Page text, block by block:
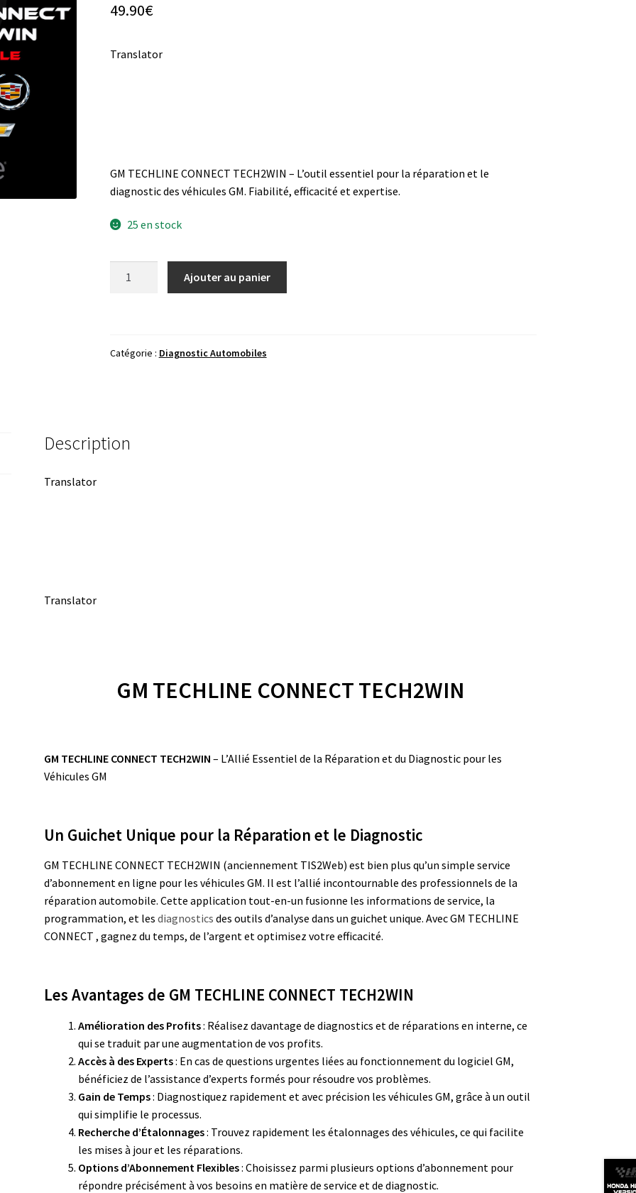
49.90€
Translator
GM TECHLINE CONNECT TECH2WIN – L’outil essentiel pour la réparation et le
diagnostic des véhicules GM. Fiabilité, efficacité et expertise.
25 en stock
2022
Ajouter au panier
Catégorie : Diagnostic Automobiles
Description
Translator
Translator
GM TECHLINE CONNECT TECH2WIN
GM TECHLINE CONNECT TECH2WIN – L’Allié Essentiel de la Réparation et du Diagnostic pour les
Véhicules GM
Un Guichet Unique pour la Réparation et le Diagnostic
GM TECHLINE CONNECT TECH2WIN (anciennement TIS2Web) est bien plus qu’un simple service
d’abonnement en ligne pour les véhicules GM. Il est l’allié incontournable des professionnels de la
réparation automobile. Cette application tout-en-un fusionne les informations de service, la
programmation, et lesdiagnostics des outils d’analyse dans un guichet unique. Avec GM TECHLINE
CONNECT , gagnez du temps, de l’argent et optimisez votre efficacité.
Les Avantages de GM TECHLINE CONNECT TECH2WIN
Amélioration des Profits: Réalisez davantage de diagnostics et de réparations en interne, ce
qui se traduit par une augmentation de vos profits.
Accès à des Experts: En cas de questions urgentes liées au fonctionnement du logiciel GM,
bénéficiez de l’assistance d’experts formés pour résoudre vos problèmes.
Gain de Temps: Diagnostiquez rapidement et avec précision les véhicules GM, grâce à un outil
qui simplifie le processus.
Recherche d’Étalonnages: Trouvez rapidement les étalonnages des véhicules, ce qui facilite
les mises à jour et les réparations.
Options d’Abonnement Flexibles: Choisissez parmi plusieurs options d’abonnement pour
répondre précisément à vos besoins en matière de service et de diagnostic.